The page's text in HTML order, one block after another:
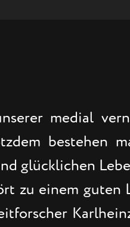
medial
bestehen
glücklichen
zu einem guten